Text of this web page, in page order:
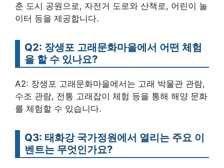
춘 도시 공원으로, 자전거 도로와 산책로, 어린이 놀
이터 등을 제공합니다.
Q2: 장생포 고래문화마을에서 어떤 체험
을 할 수 있나요?
A2: 장생포 고래문화마을에서는 고래 박물관 관람,
수조 관람, 전통 고래잡이 체험 등을 통해 해양 문화
를 체험할 수 있습니다.
Q3: 태화강 국가정원에서 열리는 주요 이
벤트는 무엇인가요?